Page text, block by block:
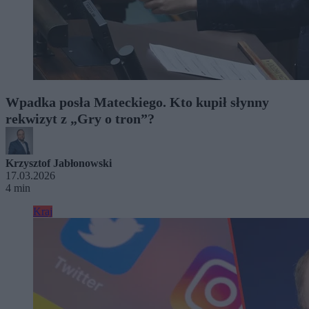
Wpadka posła Mateckiego. Kto kupił słynny
rekwizyt z „Gry o tron”?
Krzysztof Jabłonowski
17.03.2026
4 min
Kraj